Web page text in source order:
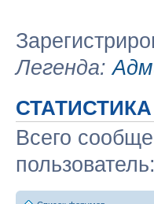
Легенда:
СТАТИСТИКА
Всего
пользователь: